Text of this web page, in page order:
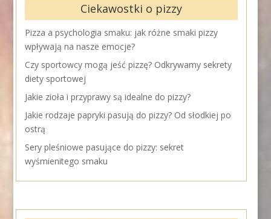
Ciekawostki o pizzy
Pizza a psychologia smaku: jak różne smaki pizzy
wpływają na nasze emocje?
Czy sportowcy mogą jeść pizzę? Odkrywamy sekrety
diety sportowej
Jakie zioła i przyprawy są idealne do pizzy?
Jakie rodzaje papryki pasują do pizzy? Od słodkiej po
ostrą
Sery pleśniowe pasujące do pizzy: sekret
wyśmienitego smaku